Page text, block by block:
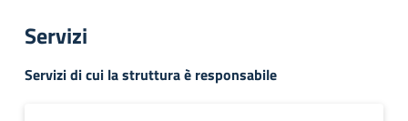
Servizi
Servizi di cui la struttura è responsabile